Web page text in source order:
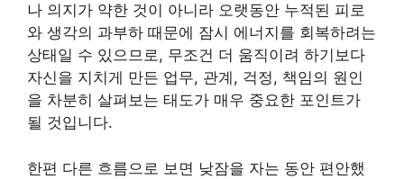
나 의지가 약한 것이 아니라 오랫동안 누적된 피로
와 생각의 과부하 때문에 잠시 에너지를 회복하려는
상태일 수 있으므로, 무조건 더 움직이려 하기보다
자신을 지치게 만든 업무, 관계, 걱정, 책임의 원인
을 차분히 살펴보는 태도가 매우 중요한 포인트가
될 것입니다.
한편 다른 흐름으로 보면 낮잠을 자는 동안 편안했